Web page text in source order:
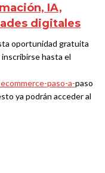
IA,
digitales
oportunidad gratuita
hasta el
paso-a-paso
ya podrán acceder al